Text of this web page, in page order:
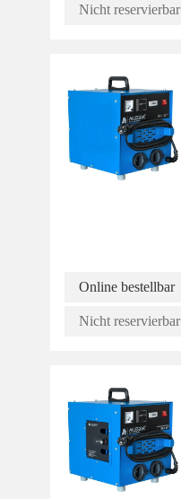
Nicht reservierbar
Online bestellbar
Nicht reservierbar